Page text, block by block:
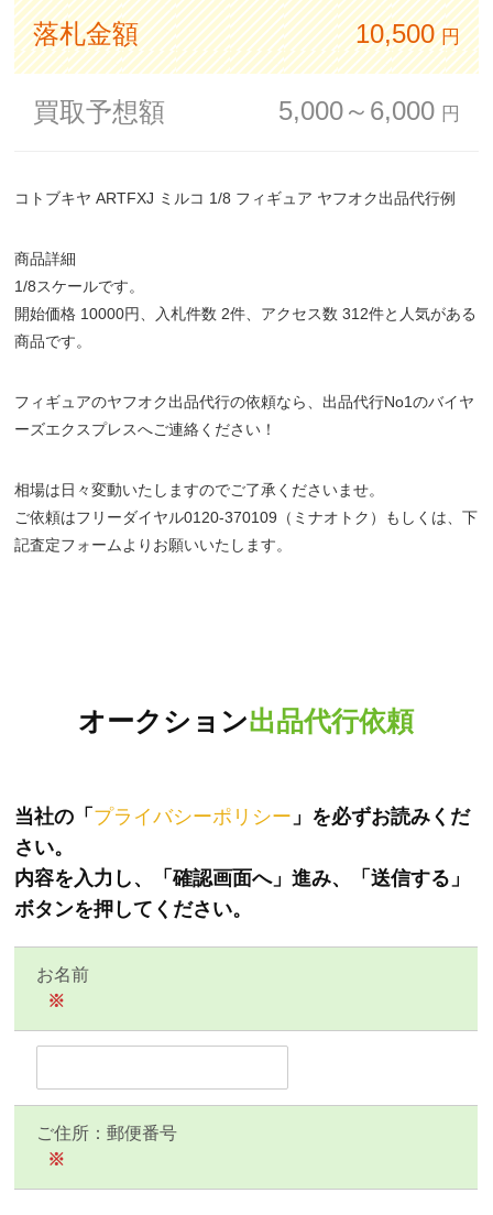
落札金額 10,500 円
買取予想額 5,000～6,000 円
コトブキヤ ARTFXJ ミルコ 1/8 フィギュア ヤフオク出品代行例
商品詳細
1/8スケールです。
開始価格 10000円、入札件数 2件、アクセス数 312件と人気がある
商品です。
フィギュアのヤフオク出品代行の依頼なら、出品代行No1のバイヤ
ーズエクスプレスへご連絡ください！
相場は日々変動いたしますのでご了承くださいませ。
ご依頼はフリーダイヤル0120-370109（ミナオトク）もしくは、下
記査定フォームよりお願いいたします。
オークション出品代行依頼
当社の「 プライバシーポリシー 」を必ずお読みくだ
さい。
内容を入力し、「確認画面へ」進み、「送信する」
ボタンを押してください。
お名前
※
ご住所：郵便番号
※